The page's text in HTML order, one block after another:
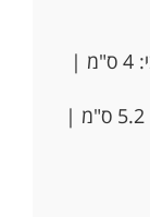
משקל: 2.5 ק"ג | צבע: ירוק | עובי: 4 ס"מ |
משקל: 5 ק"ג | צבע: כחול | עובי: 5.2 ס"מ |